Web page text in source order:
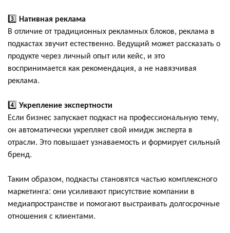
3️⃣ Нативная реклама
В отличие от традиционных рекламных блоков, реклама в
подкастах звучит естественно. Ведущий может рассказать о
продукте через личный опыт или кейс, и это
воспринимается как рекомендация, а не навязчивая
реклама.
4️⃣ Укрепление экспертности
Если бизнес запускает подкаст на профессиональную тему,
он автоматически укрепляет свой имидж эксперта в
отрасли. Это повышает узнаваемость и формирует сильный
бренд.
Таким образом, подкасты становятся частью комплексного
маркетинга: они усиливают присутствие компании в
медиапространстве и помогают выстраивать долгосрочные
отношения с клиентами.